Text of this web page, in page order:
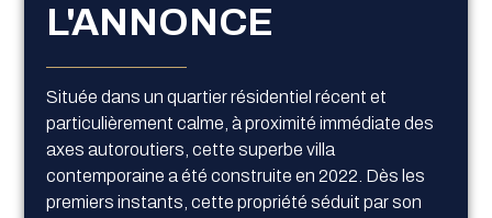
L'ANNONCE
Située dans un quartier résidentiel récent et
particulièrement calme, à proximité immédiate des
axes autoroutiers, cette superbe villa
contemporaine a été construite en 2022. Dès les
premiers instants, cette propriété séduit par son